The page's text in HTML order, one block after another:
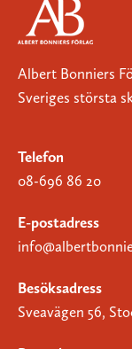
Albert Bonniers
Sveriges största
Telefon
08-696 86 20
E-postadress
Besöksadress
Sveavägen 56,